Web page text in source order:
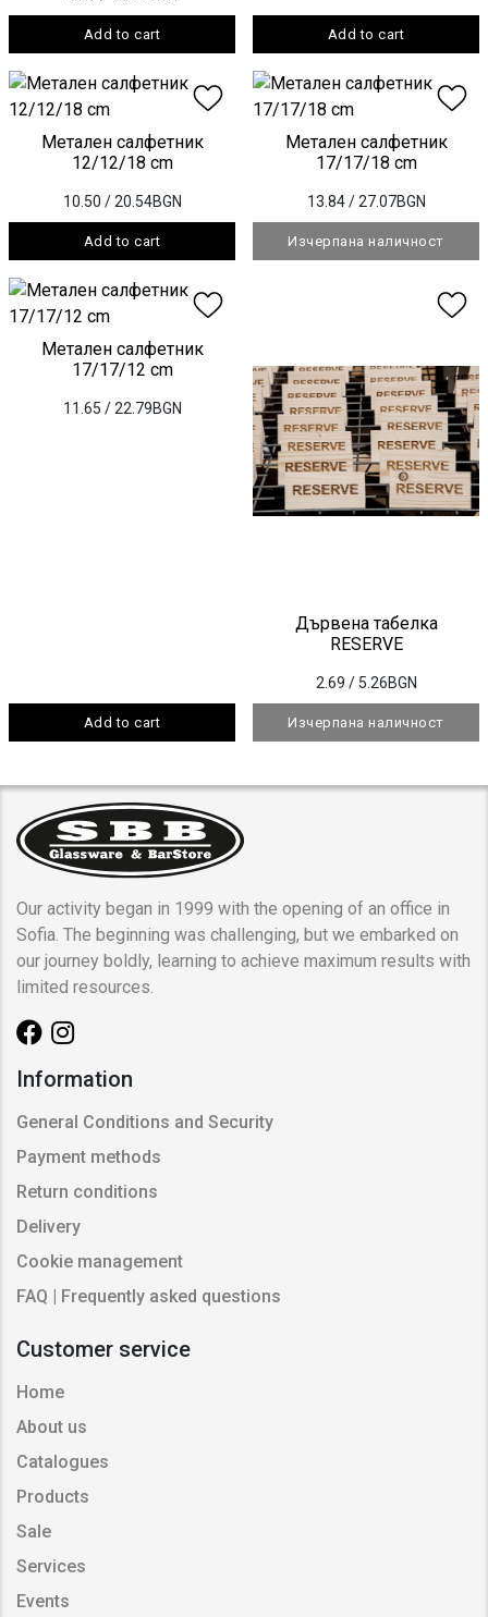
Add to cart Add to cart
Метален салфетник
12/12/18 cm
10.50 / 20.54BGN
Add to cart
Метален салфетник
17/17/18 cm
13.84 / 27.07BGN
Изчерпана наличност
Метален салфетник
17/17/12 cm
11.65 / 22.79BGN
Add to cart
Дървена табелка
RESERVE
2.69 / 5.26BGN
Изчерпана наличност
Our activity began in 1999 with the opening of an office in
Sofia. The beginning was challenging, but we embarked on
our journey boldly, learning to achieve maximum results with
limited resources.
Information
General Conditions and Security
Payment methods
Return conditions
Delivery
Cookie management
FAQ | Frequently asked questions
Customer service
Home
About us
Catalogues
Products
Sale
Services
Events